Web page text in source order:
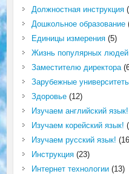
Должностная инструкция
Дошкольное образование
Единицы измерения(5)
Жизнь популярных людей
Заместителю директора
Зарубежные
Здоровье(12)
Изучаем английский язык!
Изучаем корейский язык!
Изучаем русский язык!
Инструкция(23)
Интернет технологии(13)